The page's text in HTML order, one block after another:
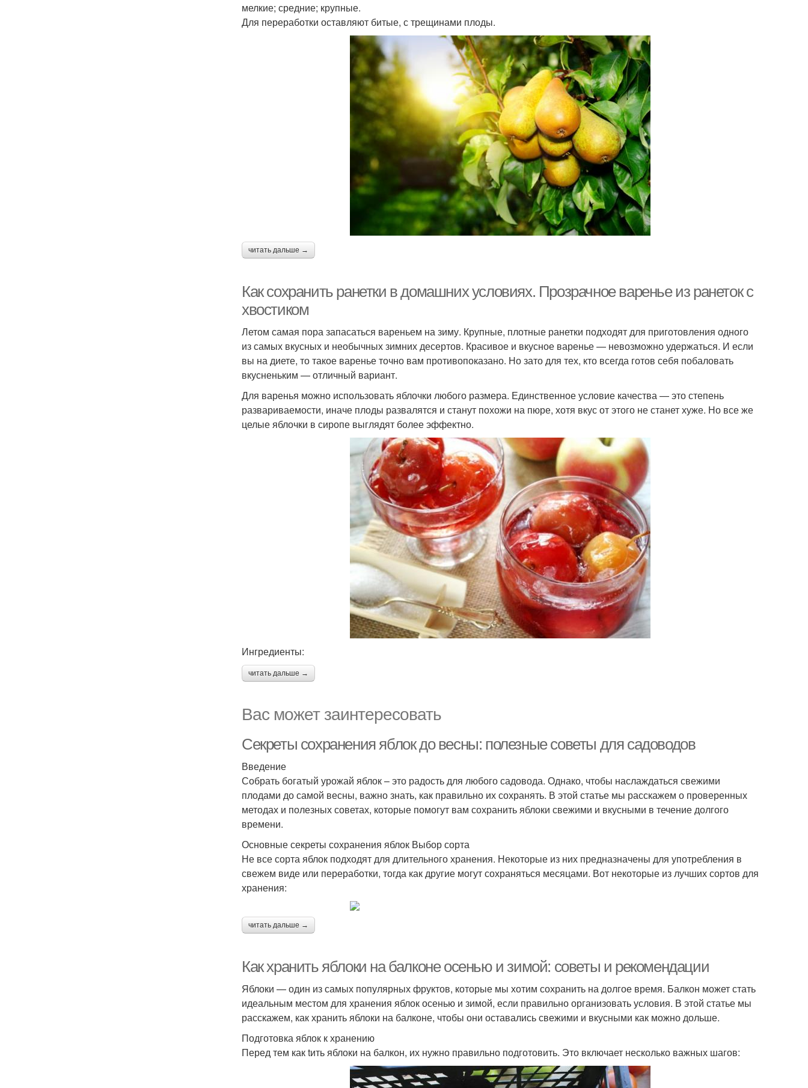
мелкие; средние; крупные.
Для переработки оставляют битые, с трещинами плоды.
читать дальше →
Как сохранить ранетки в домашних условиях. Прозрачное варенье из ранеток с
хвостиком
Летом самая пора запасаться вареньем на зиму. Крупные, плотные ранетки подходят для приготовления одного
из самых вкусных и необычных зимних десертов. Красивое и вкусное варенье — невозможно удержаться. И если
вы на диете, то такое варенье точно вам противопоказано. Но зато для тех, кто всегда готов себя побаловать
вкусненьким — отличный вариант.
Для варенья можно использовать яблочки любого размера. Единственное условие качества — это степень
развариваемости, иначе плоды развалятся и станут похожи на пюре, хотя вкус от этого не станет хуже. Но все же
целые яблочки в сиропе выглядят более эффектно.
Ингредиенты:
читать дальше →
Вас может заинтересовать
Секреты сохранения яблок до весны: полезные советы для садоводов
Введение
Собрать богатый урожай яблок – это радость для любого садовода. Однако, чтобы наслаждаться свежими
плодами до самой весны, важно знать, как правильно их сохранять. В этой статье мы расскажем о проверенных
методах и полезных советах, которые помогут вам сохранить яблоки свежими и вкусными в течение долгого
времени.
Основные секреты сохранения яблок Выбор сорта
Не все сорта яблок подходят для длительного хранения. Некоторые из них предназначены для употребления в
свежем виде или переработки, тогда как другие могут сохраняться месяцами. Вот некоторые из лучших сортов для
хранения:
читать дальше →
Как хранить яблоки на балконе осенью и зимой: советы и рекомендации
Яблоки — один из самых популярных фруктов, которые мы хотим сохранить на долгое время. Балкон может стать
идеальным местом для хранения яблок осенью и зимой, если правильно организовать условия. В этой статье мы
расскажем, как хранить яблоки на балконе, чтобы они оставались свежими и вкусными как можно дольше.
Подготовка яблок к хранению
Перед тем как tить яблоки на балкон, их нужно правильно подготовить. Это включает несколько важных шагов: